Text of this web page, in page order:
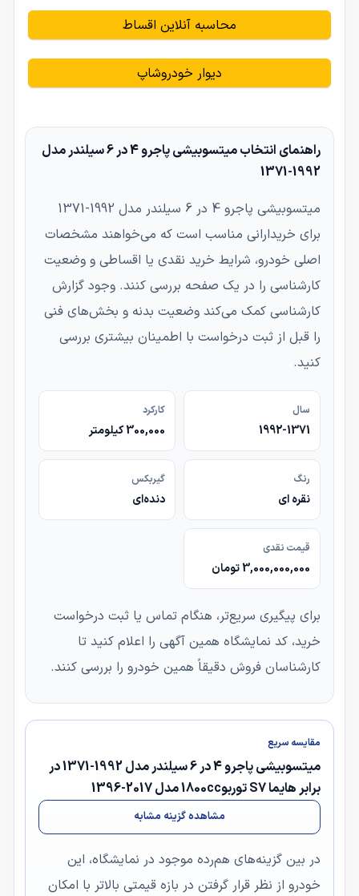
محاسبه آنلاین اقساط
دیوار خودروشاپ
راهنمای انتخاب میتسوبیشی پاجرو 4 در 6 سیلندر مدل
1992-1371
میتسوبیشی پاجرو 4 در 6 سیلندر مدل 1992-1371
برای خریدارانی مناسب است که می‌خواهند مشخصات
اصلی خودرو، شرایط خرید نقدی یا اقساطی و وضعیت
کارشناسی را در یک صفحه بررسی کنند. وجود گزارش
کارشناسی کمک می‌کند وضعیت بدنه و بخش‌های فنی
را قبل از ثبت درخواست با اطمینان بیشتری بررسی
کنید.
سال
1992-1371
کارکرد
300,000 کیلومتر
رنگ
نقره ای
گیربکس
دنده‌ای
قیمت نقدی
3,000,000,000 تومان
برای پیگیری سریع‌تر، هنگام تماس یا ثبت درخواست
خرید، کد نمایشگاه همین آگهی را اعلام کنید تا
کارشناسان فروش دقیقاً همین خودرو را بررسی کنند.
مقایسه سریع
میتسوبیشی پاجرو 4 در 6 سیلندر مدل 1992-1371 در
برابر هایما S7 توربو1800cc مدل 2017-1396
مشاهده گزینه مشابه
در بین گزینه‌های هم‌رده موجود در نمایشگاه، این
خودرو از نظر قرار گرفتن در بازه قیمتی بالاتر با امکان